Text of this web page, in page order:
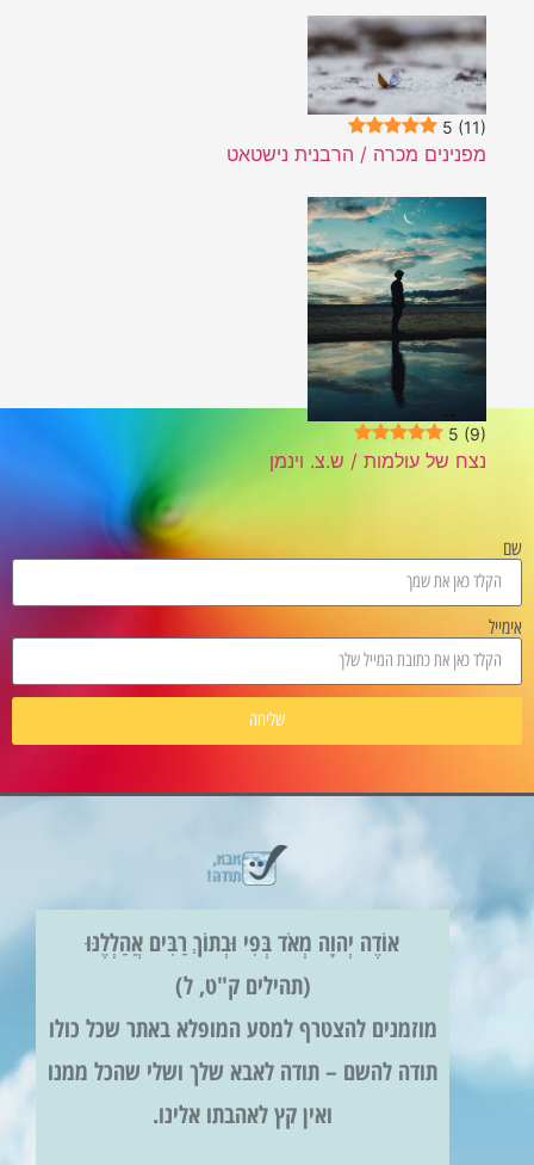
מכרה / הרבנית נישטאט
/ ש.צ. וינמן
אוֹדֶה יְהוָה מְאֹד בְּפִי וּבְתוֹךְ רַבִּים אֲהַלְלֶנּוּ
(תהילים ק"ט, ל)
להצטרף למסע המופלא באתר שכל כולו
להשם – תודה לאבא שלך ושלי שהכל ממנו
ואין קץ לאהבתו אלינו.